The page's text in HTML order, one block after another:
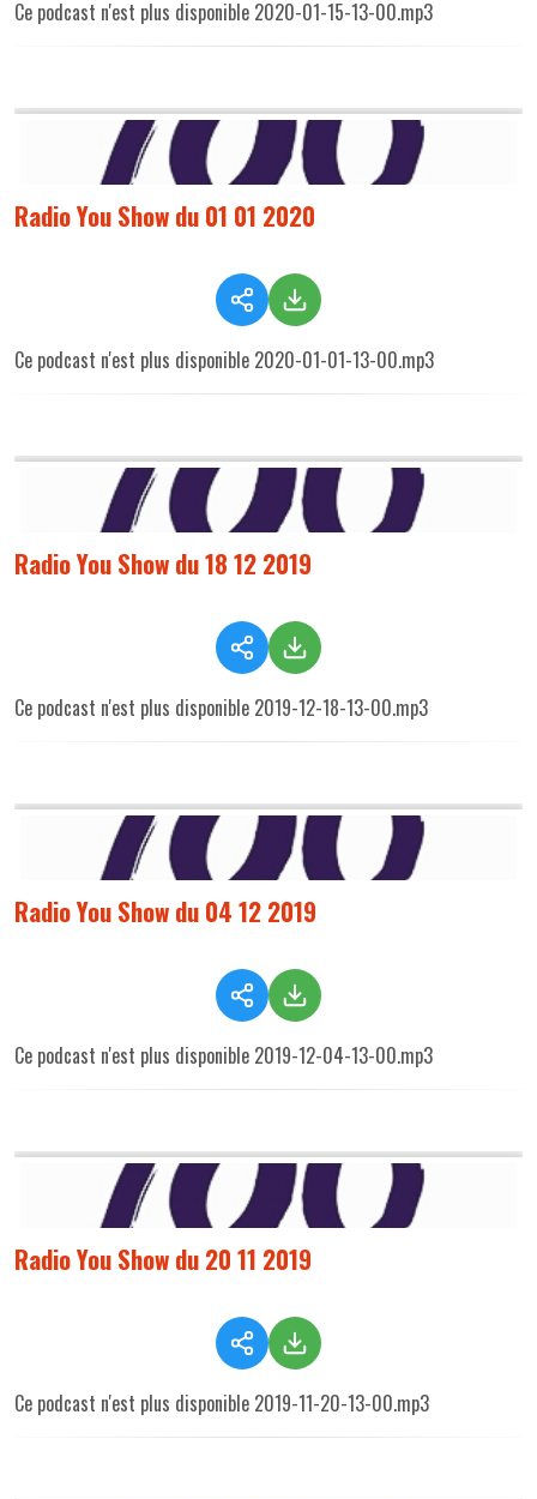
Ce podcast n'est plus disponible 2020-01-15-13-00.mp3
Radio You Show du 01 01 2020
Ce podcast n'est plus disponible 2020-01-01-13-00.mp3
Radio You Show du 18 12 2019
Ce podcast n'est plus disponible 2019-12-18-13-00.mp3
Radio You Show du 04 12 2019
Ce podcast n'est plus disponible 2019-12-04-13-00.mp3
Radio You Show du 20 11 2019
Ce podcast n'est plus disponible 2019-11-20-13-00.mp3